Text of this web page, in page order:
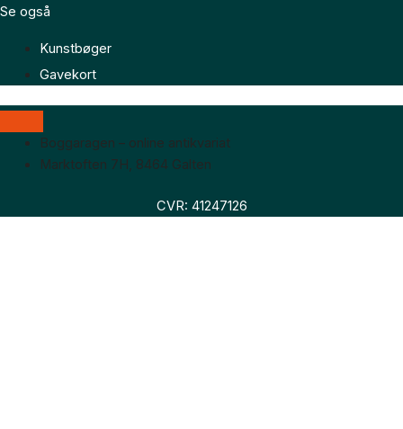
Se også
Kunstbøger
Gavekort
Boggaragen – online antikvariat
Marktoften 7H, 8464 Galten
CVR: 41247126